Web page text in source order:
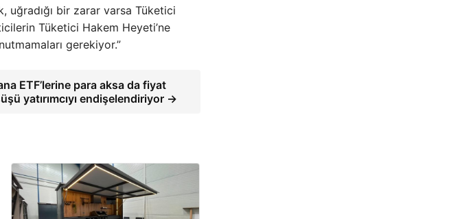
uğradığı bir zarar varsa Tüketici
Tüketici Hakem Heyeti’ne
gerekiyor.”
ETF’lerine para aksa da fiyat
yatırımcıyı endişelendiriyor →